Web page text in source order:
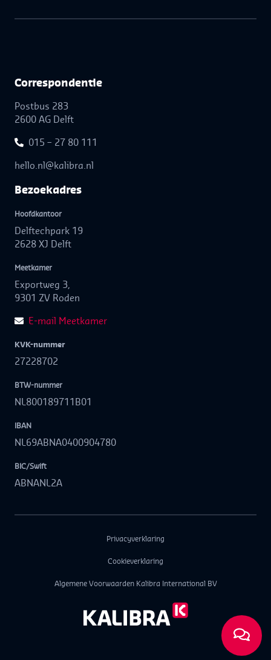
Correspon­dentie
Postbus 283
2600 AG Delft
015 – 27 80 111
hello.nl@kalibra.nl
Bezoek­adres
Hoofdkantoor
Delftechpark 19
2628 XJ Delft
Meetkamer
Exportweg 3,
9301 ZV Roden
E-mail Meetkamer
KVK-nummer
27228702
BTW-nummer
NL800189711B01
IBAN
NL69ABNA0400904780
BIC/Swift
ABNANL2A
Privacyverklaring
Cookieverklaring
Algemene Voorwaarden Kalibra International BV